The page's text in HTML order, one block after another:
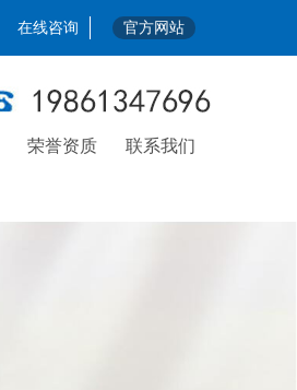
在线咨询 官方网站
荣誉资质 联系我们